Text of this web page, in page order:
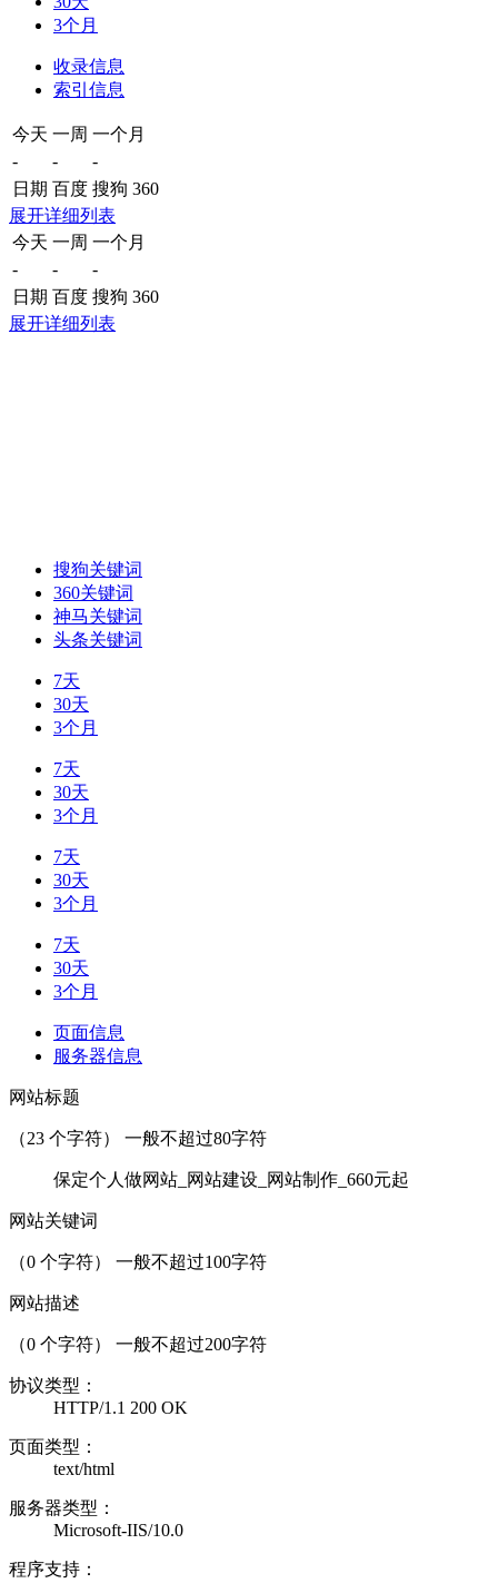
3个月
收录信息
索引信息
今天 一周 一个月
-
-
-
日期 百度 搜狗 360
展开详细列表
今天 一周 一个月
-
-
-
日期 百度 搜狗 360
展开详细列表
搜狗关键词
360关键词
神马关键词
头条关键词
7天
30天
3个月
7天
30天
3个月
7天
30天
3个月
7天
30天
3个月
页面信息
服务器信息
网站标题
（23 个字符） 一般不超过80字符
保定个人做网站_网站建设_网站制作_660元起
网站关键词
（0 个字符） 一般不超过100字符
网站描述
（0 个字符） 一般不超过200字符
协议类型：
HTTP/1.1 200 OK
页面类型：
text/html
服务器类型：
Microsoft-IIS/10.0
程序支持：